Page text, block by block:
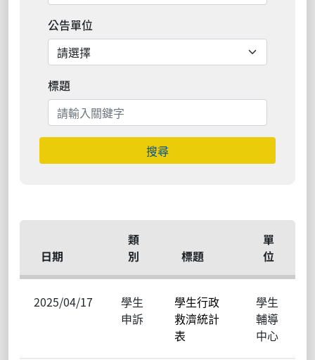
公告單位
標題
搜尋
日期
類
別
標題
單
位
2025/04/17
學生
申訴
學生行政
救濟統計
表
學生
輔導
中心